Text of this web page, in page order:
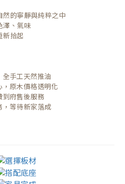
然的寧靜與純粹之中
澤、氣味
新拾起
手工天然推油
原木價格透明化
府售後服務
等待新家落成